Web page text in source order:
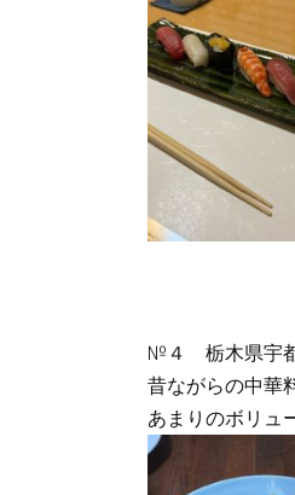
№４ 栃木県宇
昔ながらの中華
あまりのボリュ